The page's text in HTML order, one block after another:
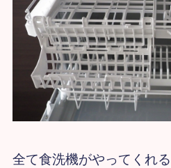
全て食洗機がやってくれる